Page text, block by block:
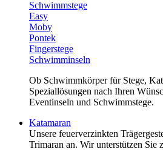
Schwimmstege
Easy
Moby
Pontek
Fingerstege
Schwimminseln
Ob Schwimmkörper für Stege,
Speziallösungen nach Ihren
Eventinseln und Schwimmstege.
Katamaran
Unsere feuerverzinkten
Trimaran an. Wir unterstützen Sie